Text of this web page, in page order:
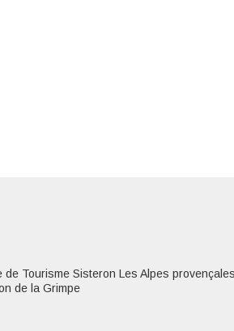
de Tourisme Sisteron Les Alpes
de la Grimpe